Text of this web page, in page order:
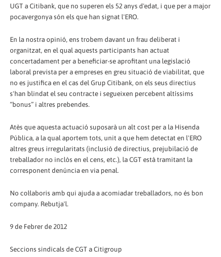
UGT a Citibank, que no superen els 52 anys d'edat, i que per a major
pocavergonya són els que han signat l'ERO.
En la nostra opinió, ens trobem davant un frau deliberat i
organitzat, en el qual aquests participants han actuat
concertadament per a beneficiar-se aprofitant una legislació
laboral prevista per a empreses en greu situació de viabilitat, que
no es justifica en el cas del Grup Citibank, on els seus directius
s'han blindat el seu contracte i segueixen percebent altíssims
“bonus” i altres prebendes.
Atès que aquesta actuació suposarà un alt cost per a la Hisenda
Pública, a la qual aportem tots, unit a que hem detectat en l'ERO
altres greus irregularitats (inclusió de directius, prejubilació de
treballador no inclòs en el cens, etc.), la CGT està tramitant la
corresponent denúncia en via penal.
No col·laboris amb qui ajuda a acomiadar treballadors, no és bon
company. Rebutja'l.
9 de Febrer de 2012
Seccions sindicals de CGT a Citigroup